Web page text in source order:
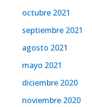
octubre 2021
septiembre 2021
agosto 2021
mayo 2021
diciembre 2020
noviembre 2020